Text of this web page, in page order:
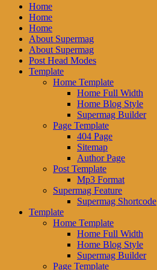
Home
Home
Home
About Supermag
About Supermag
Post Head Modes
Template
Home Template
Home Full Width
Home Blog Style
Supermag Builder
Page Template
404 Page
Sitemap
Author Page
Post Template
Mp3 Format
Supermag Feature
Supermag Shortcode
Template
Home Template
Home Full Width
Home Blog Style
Supermag Builder
Page Template